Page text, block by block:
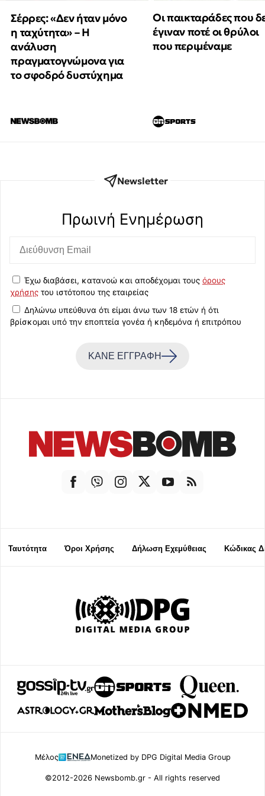
Σέρρες: «Δεν ήταν μόνο
η ταχύτητα» – Η
ανάλυση
πραγματογνώμονα για
το σφοδρό δυστύχημα
Οι παικταράδες που
έγιναν ποτέ οι θρύλοι
που περιμέναμε
Newsletter
Πρωινή Eνημέρωση
Έχω διαβάσει, κατανοώ και αποδέχομαι τους όρους
χρήσης του ιστότοπου της εταιρείας
Δηλώνω υπεύθυνα ότι είμαι άνω των 18 ετών ή ότι
βρίσκομαι υπό την εποπτεία γονέα ή κηδεμόνα ή επιτρόπου
ΚΑΝΕ ΕΓΓΡΑΦΗ
Ταυτότητα Όροι Χρήσης Δήλωση Εχεμύθειας Κώδικας
Μέλος Monetized by DPG Digital Media Group
©2012-2026 Newsbomb.gr - All rights reserved